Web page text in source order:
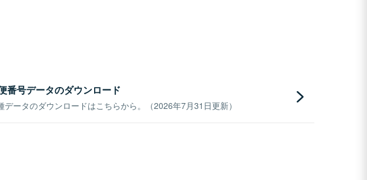
番号データのダウンロード
データのダウンロードはこちらから。（2026年7月31日更新）